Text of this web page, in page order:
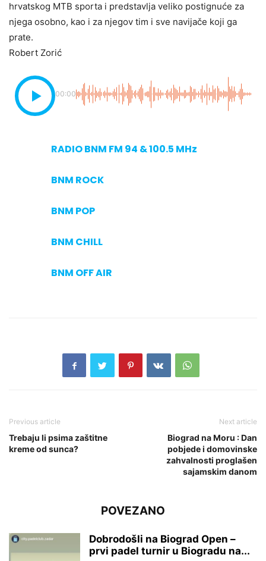
hrvatskog MTB sporta i predstavlja veliko postignuće za
njega osobno, kao i za njegov tim i sve navijače koji ga
prate.
Robert Zorić
00:00
RADIO BNM FM 94 & 100.5 MHz
BNM ROCK
BNM POP
BNM CHILL
BNM OFF AIR
Previous article
Trebaju li psima zaštitne
kreme od sunca?
Next article
Biograd na Moru : Dan
pobjede i domovinske
zahvalnosti proglašen
sajamskim danom
POVEZANO
Dobrodošli na Biograd Open –
prvi padel turnir u Biogradu na...